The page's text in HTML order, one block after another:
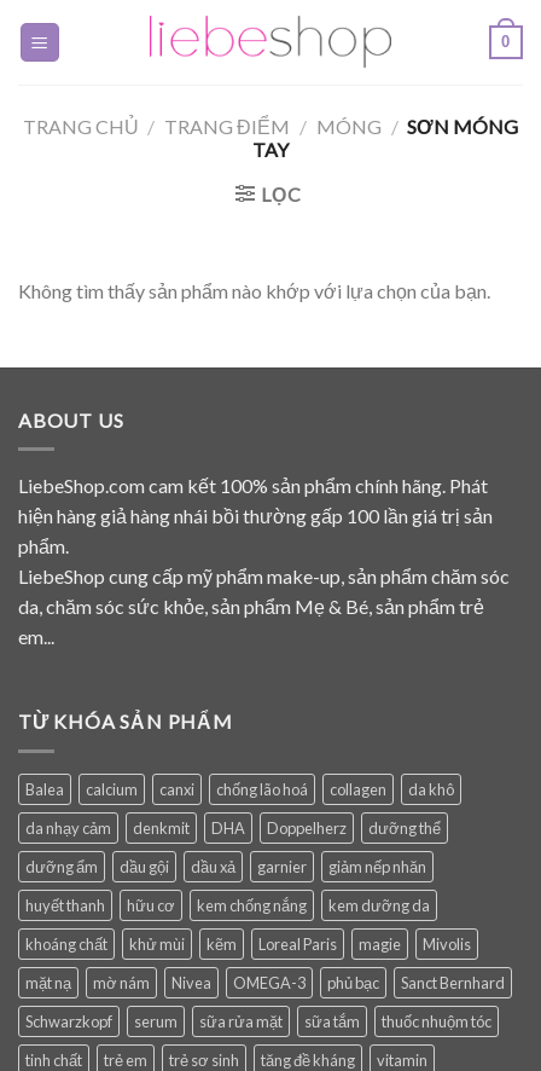
0
TRANG CHỦ / TRANG ĐIỂM / MÓNG / SƠN MÓNG
TAY
LỌC
Không tìm thấy sản phẩm nào khớp với lựa chọn của bạn.
ABOUT US
LiebeShop.com cam kết 100% sản phẩm chính hãng. Phát
hiện hàng giả hàng nhái bồi thường gấp 100 lần giá trị sản
phẩm.
LiebeShop cung cấp mỹ phẩm make-up, sản phẩm chăm sóc
da, chăm sóc sức khỏe, sản phẩm Mẹ & Bé, sản phẩm trẻ
em...
TỪ KHÓA SẢN PHẨM
Balea calcium canxi chống lão hoá collagen
da khô
da nhạy cảm
denkmit DHA Doppelherz
dưỡng thể
dưỡng ẩm
dầu gội dầu xả garnier
giảm nếp nhăn
huyết thanh
hữu cơ kem chống nắng
kem dưỡng da
khoáng chất
khử mùi kẽm Loreal Paris magie
Mivolis
mặt nạ
mờ nám Nivea OMEGA-3 phủ bạc
Sanct Bernhard
Schwarzkopf
serum sữa rửa mặt sữa tắm
thuốc nhuộm tóc
tinh chất
trẻ em trẻ sơ sinh tăng đề kháng
vitamin